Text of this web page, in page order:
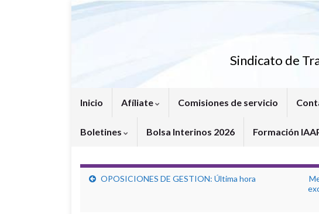
Sindicato de
Inicio Afíliate Comisiones de servicio
Boletines Bolsa Interinos 2026 Formación
OPOSICIONES DE GESTION: Última hora